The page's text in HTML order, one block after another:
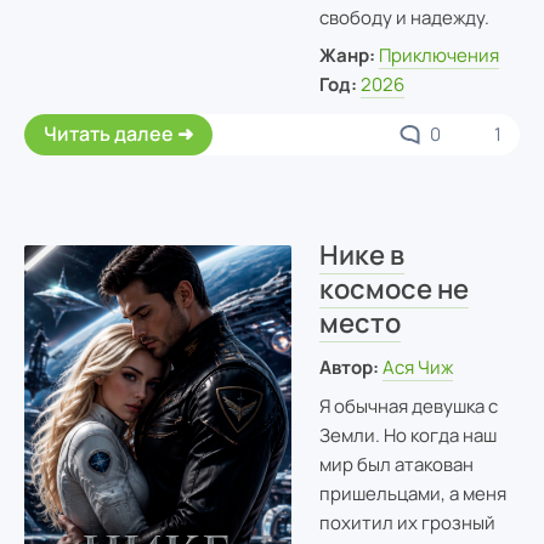
свободу и надежду.
Жанр: Приключения
Год: 2026
Читать далее 0 1
Нике в
космосе не
место
Автор: Ася Чиж
Я обычная девушка с
Земли. Но когда наш
мир был атакован
пришельцами, а меня
похитил их грозный